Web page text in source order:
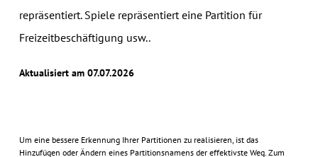
repräsentiert. Spiele repräsentiert eine Partition für
Freizeitbeschäftigung usw..
Aktualisiert am 07.07.2026
Um eine bessere Erkennung Ihrer Partitionen zu realisieren, ist das
Hinzufügen oder Ändern eines Partitionsnamens der effektivste Weg. Zum